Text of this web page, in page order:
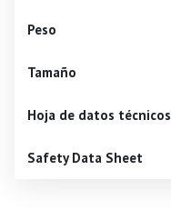
Peso
Tamaño
Hoja de datos técnicos
Safety Data Sheet